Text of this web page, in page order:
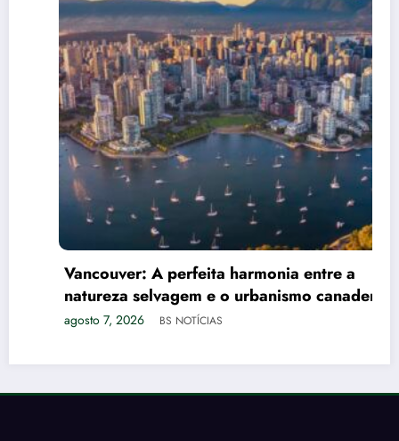
Vancouver: A perfeita harmonia entre a
natureza selvagem e o urbanismo canadense
agosto 7, 2026 BS NOTÍCIAS